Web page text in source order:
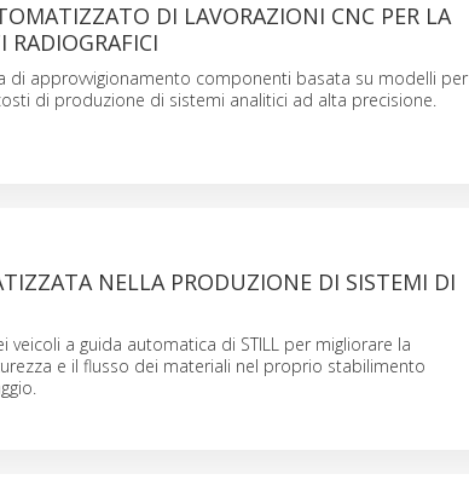
DI LAVORAZIONI CNC PER LA
di approvvigionamento componenti basata su modelli per
di produzione di sistemi analitici ad alta precisione.
NELLA PRODUZIONE DI SISTEMI DI
a guida automatica di STILL per migliorare la
e il flusso dei materiali nel proprio stabilimento